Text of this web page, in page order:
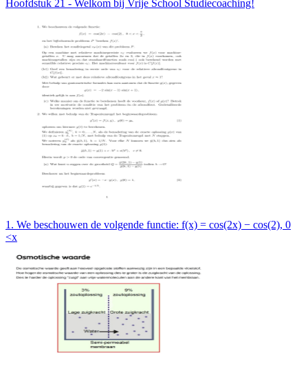
Hoofdstuk 21 - Welkom bij Vrije School Studiecoaching!
1. We beschouwen de volgende functie: f(x) = cos(2x) − cos(2), 0
<x